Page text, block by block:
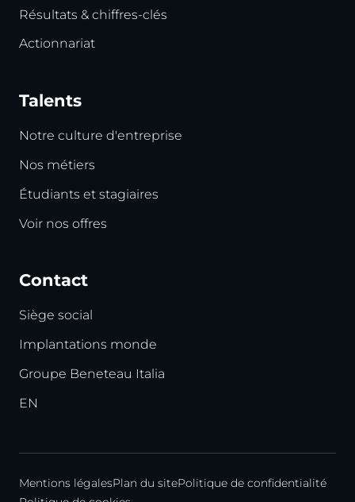
Résultats & chiffres-clés
Actionnariat
Talents
Notre culture d'entreprise
Nos métiers
Étudiants et stagiaires
Voir nos offres
Contact
Siège social
Implantations monde
Groupe Beneteau Italia
EN
Mentions légalesPlan du sitePolitique de confidentialité